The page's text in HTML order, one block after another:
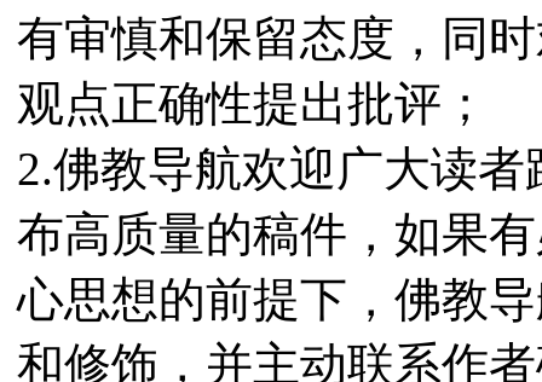
有审慎和保留态度，同
观点正确性提出批评；
2.佛教导航欢迎广大读
布高质量的稿件，如果
心思想的前提下，佛教
和修饰，并主动联系作